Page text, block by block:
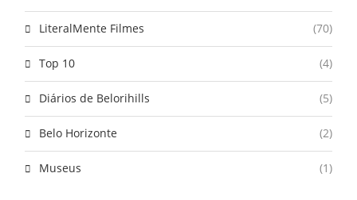
LiteralMente Filmes (70)
Top 10 (4)
Diários de Belorihills (5)
Belo Horizonte (2)
Museus (1)